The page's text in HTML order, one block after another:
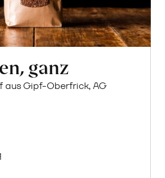
ganz
aus Gipf-Oberfrick, AG